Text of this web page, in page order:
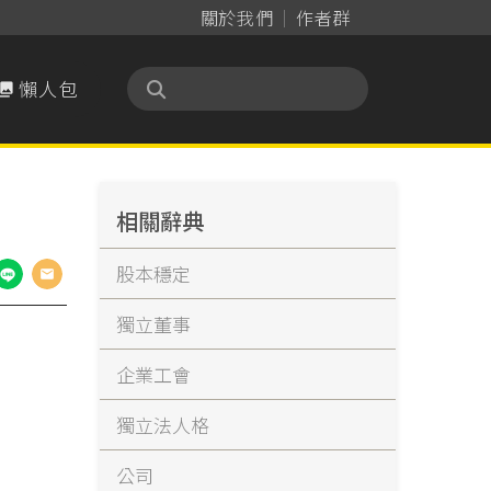
關於我們 作者群
懶人包
相關辭典
股本穩定
獨立董事
企業工會
獨立法人格
公司